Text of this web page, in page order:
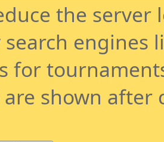
the
engines
for
are shown